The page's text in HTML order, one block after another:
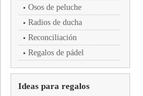
Osos de peluche
Radios de ducha
Reconciliación
Regalos de pádel
Ideas para regalos